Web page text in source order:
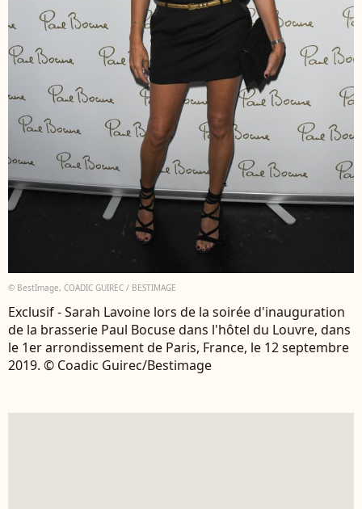
© BestImage, COADIC GUIREC / BESTIMAGE
Exclusif - Sarah Lavoine lors de la soirée d'inauguration
de la brasserie Paul Bocuse dans l'hôtel du Louvre, dans
le 1er arrondissement de Paris, France, le 12 septembre
2019. © Coadic Guirec/Bestimage